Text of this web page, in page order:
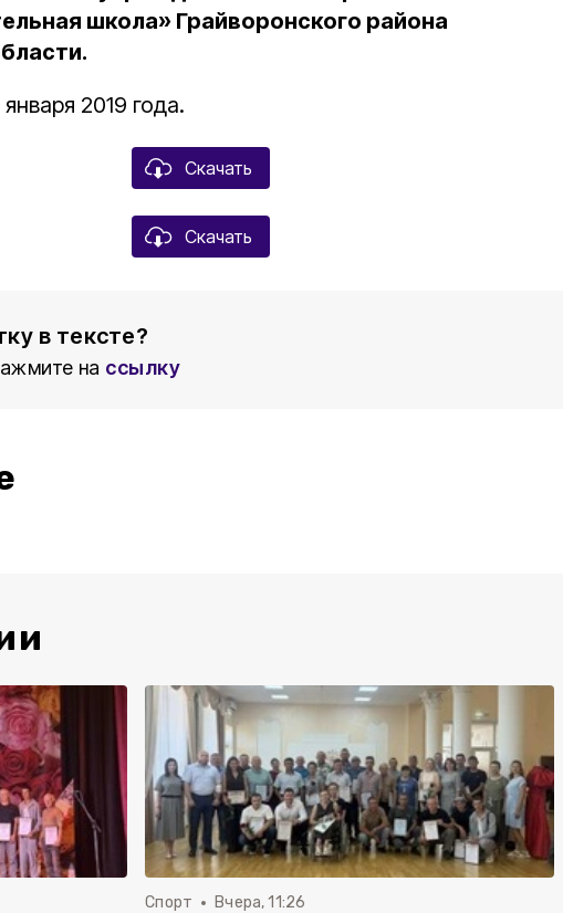
школа» Грайворонского района
2019 года.
Скачать
Скачать
в тексте?
на ссылку
Спорт Вчера, 11:26